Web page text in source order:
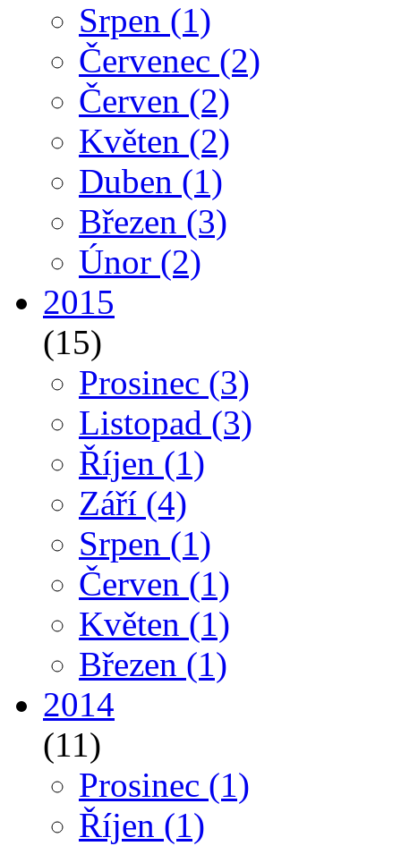
Srpen (1)
Červenec (2)
Červen (2)
Květen (2)
Duben (1)
Březen (3)
Únor (2)
2015
(15)
Prosinec (3)
Listopad (3)
Říjen (1)
Září (4)
Srpen (1)
Červen (1)
Květen (1)
Březen (1)
2014
(11)
Prosinec (1)
Říjen (1)